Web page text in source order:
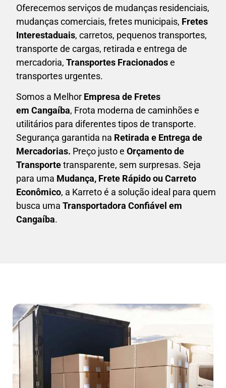
Oferecemos serviços de mudanças residenciais,
mudanças comerciais, fretes municipais, Fretes
Interestaduais, carretos, pequenos transportes,
transporte de cargas, retirada e entrega de
mercadoria, Transportes Fracionadose
transportes urgentes.
Somos a Melhor Empresa de Fretes
em Cangaíba, Frota moderna de caminhões e
utilitários para diferentes tipos de transporte.
Segurança garantida na Retirada e Entrega de
Mercadorias. Preço justo e Orçamento de
Transportetransparente, sem surpresas. Seja
para uma Mudança, Frete Rápido ou Carreto
Econômico, a Karretoé a solução ideal para quem
busca uma Transportadora Confiável em
Cangaíba.